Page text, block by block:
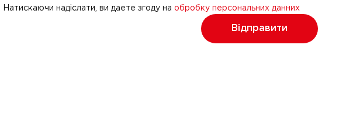
Натискаючи надіслати, ви даете згоду на обробку персональних данних
Відправити